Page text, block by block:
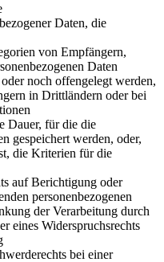
Daten, die
von Empfängern,
Daten
noch offengelegt werden,
in Drittländern oder bei
Dauer, für die die
gespeichert werden, oder,
die Kriterien für die
auf Berichtigung oder
personenbezogenen
der Verarbeitung durch
eines Widerspruchsrechts
bei einer